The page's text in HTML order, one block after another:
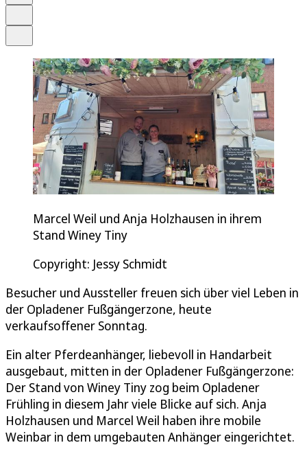
Marcel Weil und Anja Holzhausen in ihrem
Stand Winey Tiny
Copyright: Jessy Schmidt
Besucher und Aussteller freuen sich über viel Leben in
der Opladener Fußgängerzone, heute
verkaufsoffener Sonntag.
Ein alter Pferdeanhänger, liebevoll in Handarbeit
ausgebaut, mitten in der Opladener Fußgängerzone:
Der Stand von Winey Tiny zog beim Opladener
Frühling in diesem Jahr viele Blicke auf sich. Anja
Holzhausen und Marcel Weil haben ihre mobile
Weinbar in dem umgebauten Anhänger eingerichtet.